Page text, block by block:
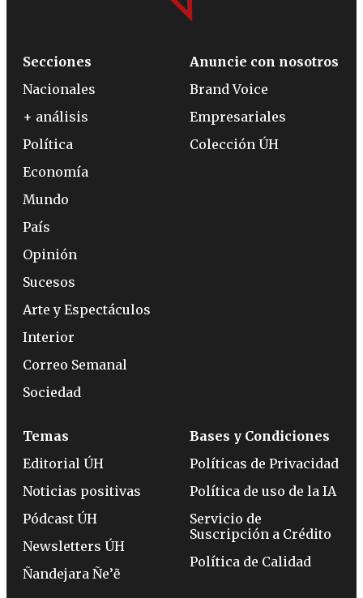
Secciones
Nacionales
+ análisis
Política
Economía
Mundo
País
Opinión
Sucesos
Arte y Espectáculos
Interior
Correo Semanal
Sociedad
Anuncie con nosotros
Brand Voice
Empresariales
Colección ÚH
Temas
Editorial ÚH
Noticias positivas
Pódcast ÚH
Newsletters ÚH
Ñandejara Ñe’ẽ
Bases y Condiciones
Políticas de Privacidad
Política de uso de la IA
Servicio de
Suscripción a Crédito
Política de Calidad